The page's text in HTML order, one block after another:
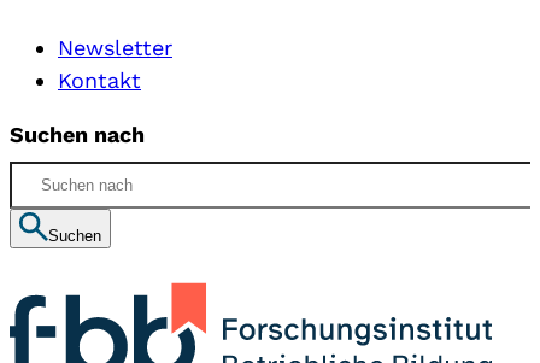
Newsletter
Kontakt
Suchen nach
Suchen